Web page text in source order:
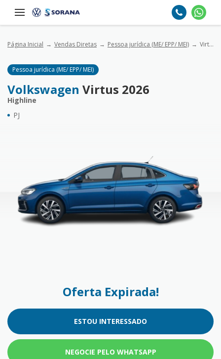
Página Inicial Vendas Diretas Pessoa jurídica (ME/ EPP/ MEI) Virtus 2026 - Highline
Pessoa jurídica (ME/ EPP/ MEI)
Volkswagen Virtus 2026
Highline
PJ
Oferta Expirada!
ESTOU INTERESSADO
NEGOCIE PELO WHATSAPP